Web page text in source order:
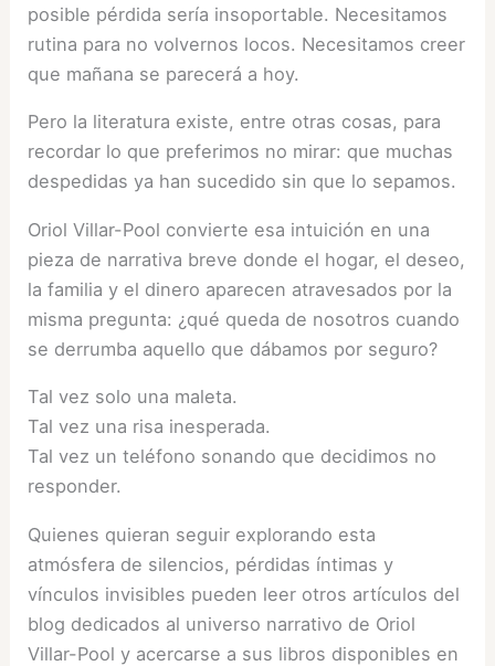
posible pérdida sería insoportable. Necesitamos
rutina para no volvernos locos. Necesitamos creer
que mañana se parecerá a hoy.
Pero la literatura existe, entre otras cosas, para
recordar lo que preferimos no mirar: que muchas
despedidas ya han sucedido sin que lo sepamos.
Oriol Villar-Pool convierte esa intuición en una
pieza de narrativa breve donde el hogar, el deseo,
la familia y el dinero aparecen atravesados por la
misma pregunta: ¿qué queda de nosotros cuando
se derrumba aquello que dábamos por seguro?
Tal vez solo una maleta.
Tal vez una risa inesperada.
Tal vez un teléfono sonando que decidimos no
responder.
Quienes quieran seguir explorando esta
atmósfera de silencios, pérdidas íntimas y
vínculos invisibles pueden leer otros artículos del
blog dedicados al universo narrativo de Oriol
Villar-Pool y acercarse a sus libros disponibles en